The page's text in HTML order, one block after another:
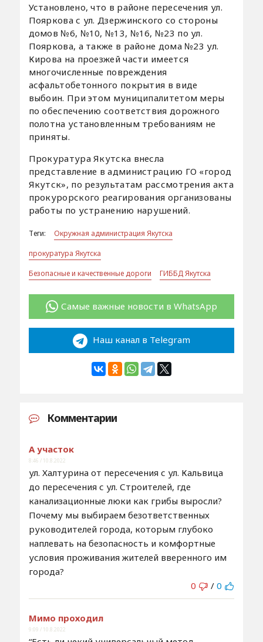
Установлено, что в районе пересечения ул.
Пояркова с ул. Дзержинского со стороны
домов №6, №10, №13, №16, №23 по ул.
Пояркова, а также в районе дома №23 ул.
Кирова на проезжей части имеется
многочисленные повреждения
асфальтобетонного покрытия в виде
выбоин. При этом муниципалитетом меры
по обеспечению соответствия дорожного
полотна установленным требованиям не
приняты.
Прокуратура Якутска внесла
представление в администрацию ГО «город
Якутск», по результатам рассмотрения акта
прокурорского реагирования организованы
работы по устранению нарушений.
Теги:
Окружная администрация Якутска
прокуратура Якутска
Безопасные и качественные дороги
ГИББД Якутска
Самые важные новости в WhatsApp
Наш канал в Telegram
Комментарии
А участок
8:46 / 10.8.2022
ул. Халтурина от пересечения с ул. Кальвица
до пересечения с ул. Строителей, где
канализационные люки как грибы выросли?
Почему мы выбираем безответственных
руководителей города, которым глубоко
наплевать на безопасность и комфортные
условия проживания жителей вверенного им
города?
0
/ 0
Мимо проходил
9:09 / 10.8.2022